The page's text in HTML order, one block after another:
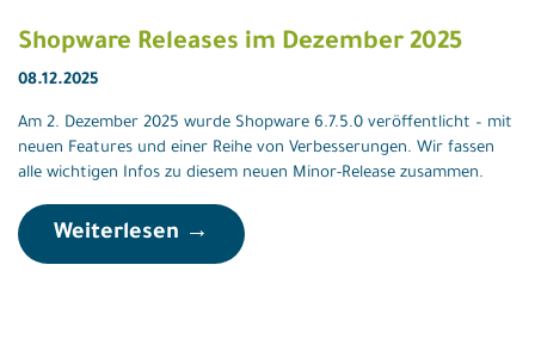
Shopware Releases im Dezember 2025
08.12.2025
Am 2. Dezember 2025 wurde Shopware 6.7.5.0 veröffentlicht – mit
neuen Features und einer Reihe von Verbesserungen. Wir fassen
alle wichtigen Infos zu diesem neuen Minor-Release zusammen.
Weiterlesen →